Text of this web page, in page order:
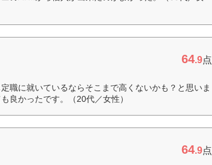
64.9点
職に就いているならそこまで高くないかも？と思いま
良かったです。（20代／女性）
64.9点